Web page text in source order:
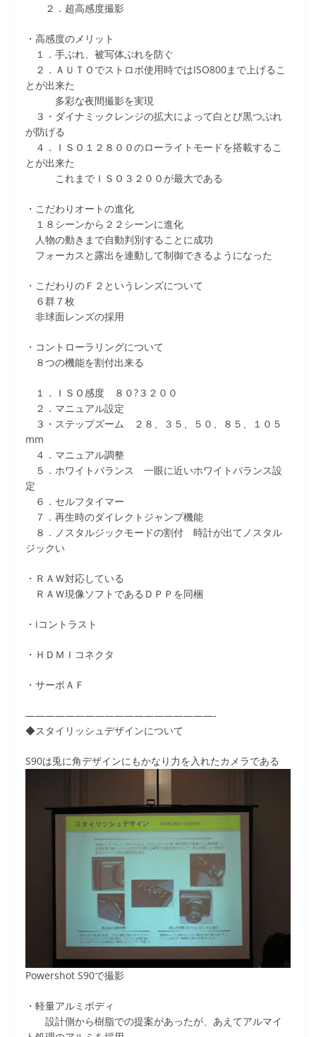
２．超高感度撮影
・高感度のメリット
１．手ぶれ、被写体ぶれを防ぐ
２．ＡＵＴＯでストロボ使用時ではISO800まで上げるこ
とが出来た
多彩な夜間撮影を実現
３・ダイナミックレンジの拡大によって白とび黒つぶれ
が防げる
４．ＩＳＯ１２８００のローライトモードを搭載するこ
とが出来た
これまでＩＳＯ３２００が最大である
・こだわりオートの進化
１８シーンから２２シーンに進化
人物の動きまで自動判別することに成功
フォーカスと露出を連動して制御できるようになった
・こだわりのＦ２というレンズについて
６群７枚
非球面レンズの採用
・コントローラリングについて
８つの機能を割付出来る
１．ＩＳＯ感度 ８０?３２００
２．マニュアル設定
３・ステップズーム ２８、３５、５０、８５、１０５
mm
４．マニュアル調整
５．ホワイトバランス 一眼に近いホワイトバランス設
定
６．セルフタイマー
７．再生時のダイレクトジャンプ機能
８．ノスタルジックモードの割付 時計が出てノスタル
ジックい
・ＲＡＷ対応している
ＲＡＷ現像ソフトであるＤＰＰを同梱
・iコントラスト
・ＨＤＭＩコネクタ
・サーボＡＦ
———————————————————-
◆スタイリッシュデザインについて
S90は兎に角デザインにもかなり力を入れたカメラである
Powershot S90で撮影
・軽量アルミボディ
設計側から樹脂での提案があったが、あえてアルマイ